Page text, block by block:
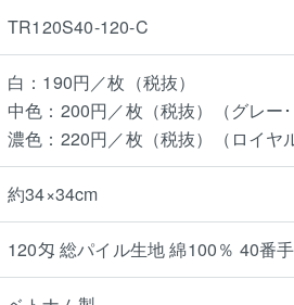
TR120S40-120-C
白：190円／枚（税抜）
中色：200円／枚（税抜）（グレー
濃色：220円／枚（税抜）（ロイヤ
約34×34cm
120匁 総パイル生地 綿100％ 40番